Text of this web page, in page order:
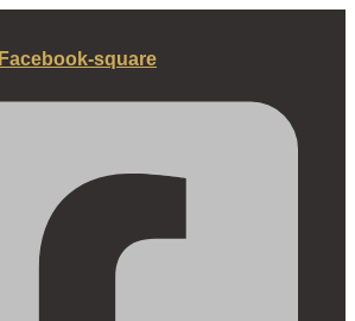
Facebook-square